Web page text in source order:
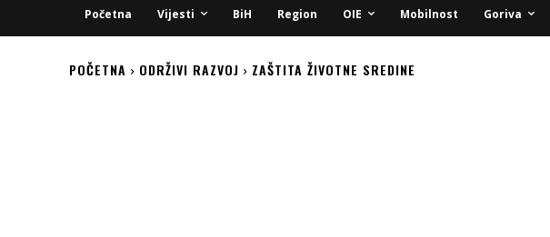
Početna Vijesti BiH Region OIE Mobilnost Goriva
POČETNA ODRŽIVI RAZVOJ ZAŠTITA ŽIVOTNE SREDINE